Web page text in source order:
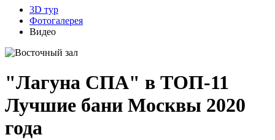
3D тур
Фотогалерея
Видео
"Лагуна СПА" в ТОП-11
Лучшие бани Москвы 2020
года